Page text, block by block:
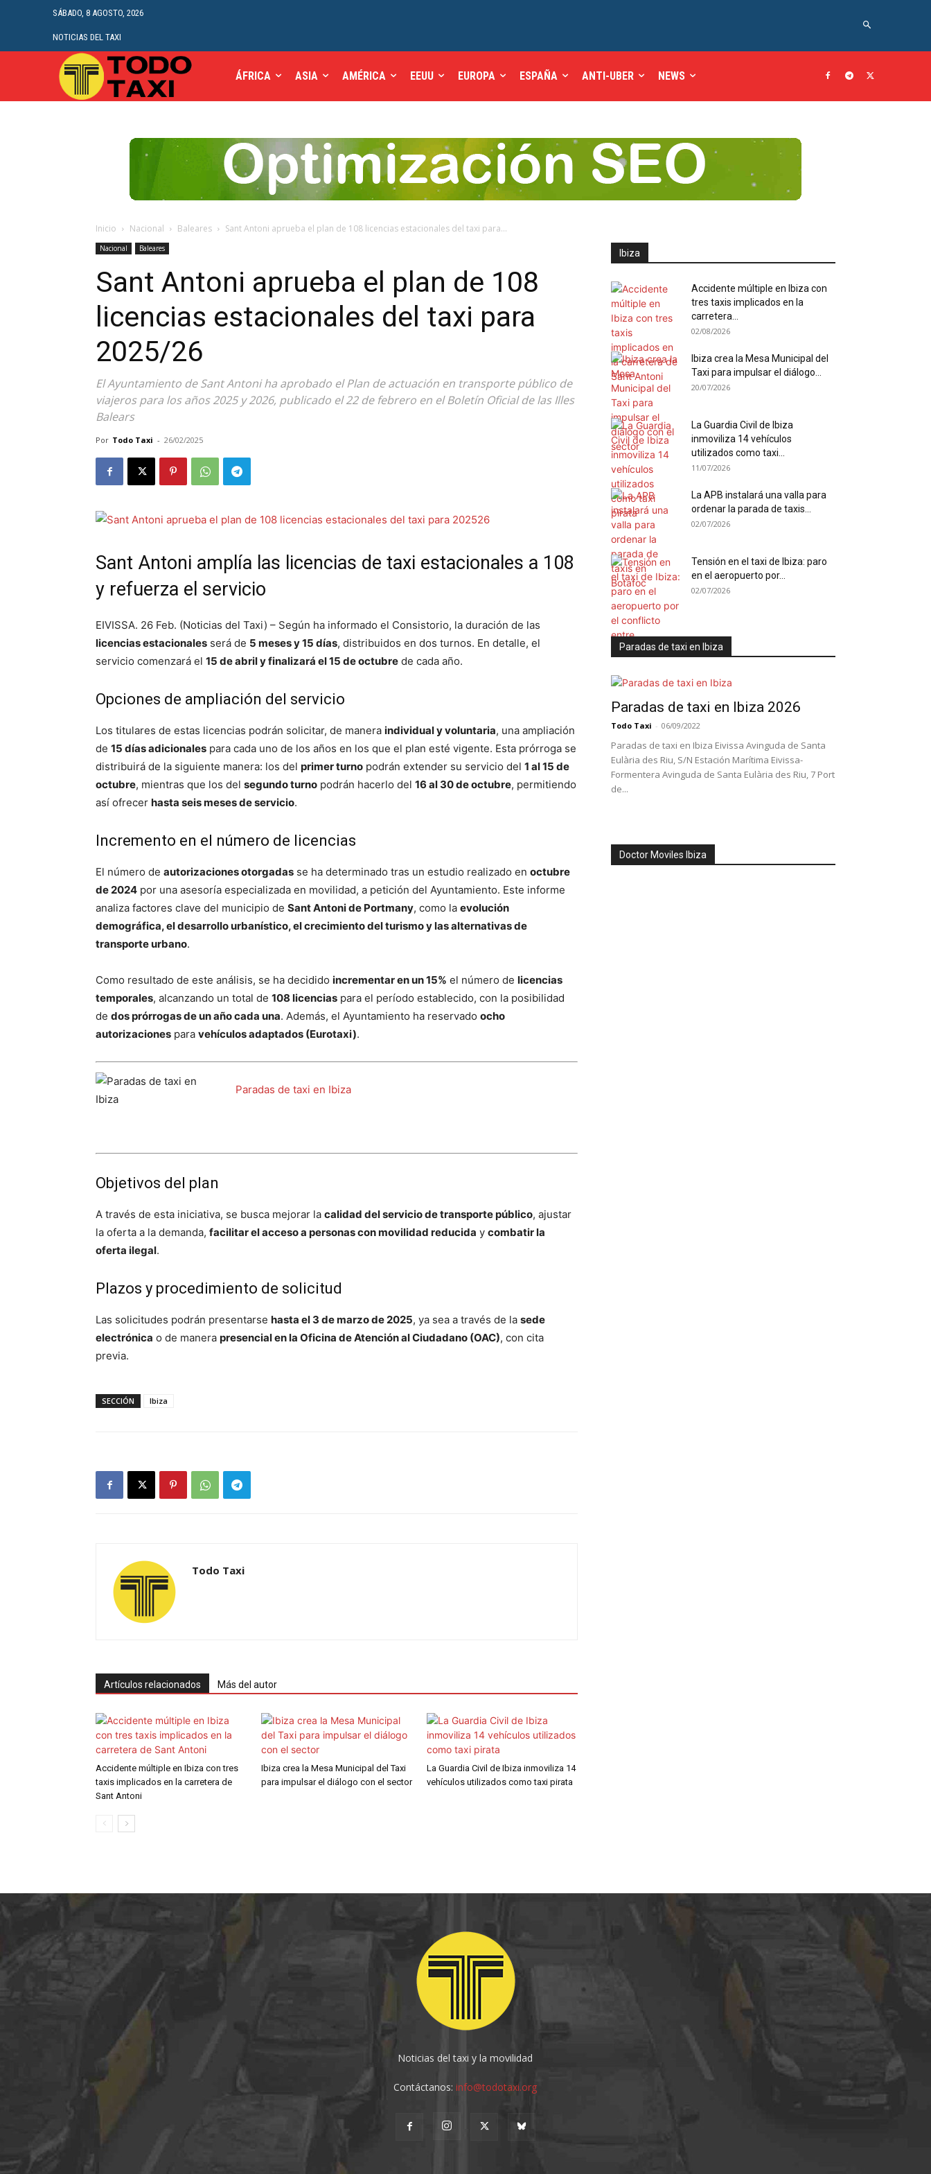
SÁBADO, 8 AGOSTO, 2026
NOTICIAS DEL TAXI
ÁFRICA ASIA AMÉRICA EEUU EUROPA ESPAÑA ANTI-UBER NEWS
Inicio Nacional Baleares Sant Antoni aprueba el plan de 108 licencias estacionales del taxi para...
Nacional Baleares
Sant Antoni aprueba el plan de 108
licencias estacionales del taxi para
2025/26
El Ayuntamiento de Sant Antoni ha aprobado el Plan de actuación en transporte público de
viajeros para los años 2025 y 2026, publicado el 22 de febrero en el Boletín Oficial de las Illes
Balears
Por Todo Taxi - 26/02/2025
Sant Antoni amplía las licencias de taxi estacionales a 108
y refuerza el servicio
EIVISSA. 26 Feb. (Noticias del Taxi) – Según ha informado el Consistorio, la duración de las
licencias estacionales será de 5 meses y 15 días, distribuidos en dos turnos. En detalle, el
servicio comenzará el 15 de abril y finalizará el 15 de octubre de cada año.
Opciones de ampliación del servicio
Los titulares de estas licencias podrán solicitar, de manera individual y voluntaria, una ampliación
de 15 días adicionales para cada uno de los años en los que el plan esté vigente. Esta prórroga se
distribuirá de la siguiente manera: los del primer turno podrán extender su servicio del 1 al 15 de
octubre, mientras que los del segundo turno podrán hacerlo del 16 al 30 de octubre, permitiendo
así ofrecer hasta seis meses de servicio.
Incremento en el número de licencias
El número de autorizaciones otorgadas se ha determinado tras un estudio realizado en octubre
de 2024 por una asesoría especializada en movilidad, a petición del Ayuntamiento. Este informe
analiza factores clave del municipio de Sant Antoni de Portmany, como la evolución
demográfica, el desarrollo urbanístico, el crecimiento del turismo y las alternativas de
transporte urbano.
Como resultado de este análisis, se ha decidido incrementar en un 15% el número de licencias
temporales, alcanzando un total de 108 licencias para el período establecido, con la posibilidad
de dos prórrogas de un año cada una. Además, el Ayuntamiento ha reservado ocho
autorizaciones para vehículos adaptados (Eurotaxi).
Paradas de taxi en Ibiza
Objetivos del plan
A través de esta iniciativa, se busca mejorar la calidad del servicio de transporte público, ajustar
la oferta a la demanda, facilitar el acceso a personas con movilidad reducida y combatir la
oferta ilegal.
Plazos y procedimiento de solicitud
Las solicitudes podrán presentarse hasta el 3 de marzo de 2025, ya sea a través de la sede
electrónica o de manera presencial en la Oficina de Atención al Ciudadano (OAC), con cita
previa.
SECCIÓN Ibiza
Todo Taxi
Artículos relacionados Más del autor
Accidente múltiple en Ibiza con tres
taxis implicados en la carretera de
Sant Antoni
Ibiza crea la Mesa Municipal del Taxi
para impulsar el diálogo con el sector
La Guardia Civil de Ibiza inmoviliza 14
vehículos utilizados como taxi pirata
Ibiza
Accidente múltiple en Ibiza con
tres taxis implicados en la
carretera...
02/08/2026
Ibiza crea la Mesa Municipal del
Taxi para impulsar el diálogo...
20/07/2026
La Guardia Civil de Ibiza
inmoviliza 14 vehículos
utilizados como taxi...
11/07/2026
La APB instalará una valla para
ordenar la parada de taxis...
02/07/2026
Tensión en el taxi de Ibiza: paro
en el aeropuerto por...
02/07/2026
Paradas de taxi en Ibiza
Paradas de taxi en Ibiza 2026
Todo Taxi - 06/09/2022
Paradas de taxi en Ibiza Eivissa Avinguda de Santa
Eulària des Riu, S/N Estación Marítima Eivissa-
Formentera Avinguda de Santa Eulària des Riu, 7 Port
de...
Doctor Moviles Ibiza
Noticias del taxi y la movilidad
Contáctanos:info@todotaxi.org